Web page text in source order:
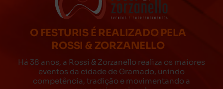
O FESTURIS É REALIZADO PELA
ROSSI & ZORZANELLO
Há 38 anos, a Rossi & Zorzanello realiza os maiores
eventos da cidade de Gramado, unindo
competência, tradição e movimentando a